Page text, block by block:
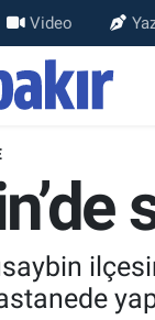
Video
Fikstür